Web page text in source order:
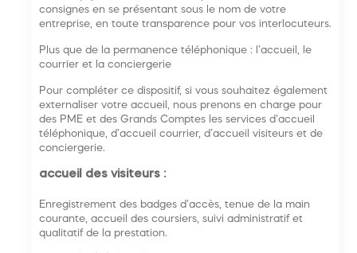
consignes en se présentant sous le nom de votre
entreprise, en toute transparence pour vos interlocuteurs.
Plus que de la permanence téléphonique : l’accueil, le
courrier et la conciergerie
Pour compléter ce dispositif, si vous souhaitez également
externaliser votre accueil, nous prenons en charge pour
des PME et des Grands Comptes les services d’accueil
téléphonique, d’accueil courrier, d’accueil visiteurs et de
conciergerie.
accueil des visiteurs :
Enregistrement des badges d’accès, tenue de la main
courante, accueil des coursiers, suivi administratif et
qualitatif de la prestation.